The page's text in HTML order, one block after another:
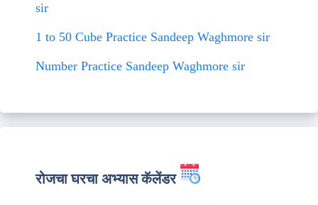
sir
1 to 50 Cube Practice Sandeep Waghmore sir
Number Practice Sandeep Waghmore sir
रोजचा घरचा अभ्यास कॅलेंडर